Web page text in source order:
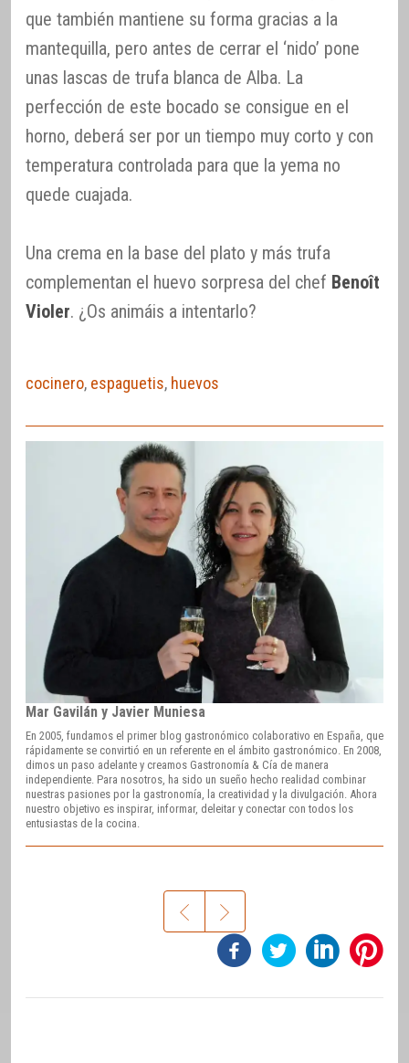
que también mantiene su forma gracias a la
mantequilla, pero antes de cerrar el ‘nido’ pone
unas lascas de trufa blanca de Alba. La
perfección de este bocado se consigue en el
horno, deberá ser por un tiempo muy corto y con
temperatura controlada para que la yema no
quede cuajada.
Una crema en la base del plato y más trufa
complementan el huevo sorpresa del chef Benoît
Violer. ¿Os animáis a intentarlo?
cocinero, espaguetis, huevos
Mar Gavilán y Javier Muniesa
En 2005, fundamos el primer blog gastronómico colaborativo en España, que
rápidamente se convirtió en un referente en el ámbito gastronómico. En 2008,
dimos un paso adelante y creamos Gastronomía & Cía de manera
independiente. Para nosotros, ha sido un sueño hecho realidad combinar
nuestras pasiones por la gastronomía, la creatividad y la divulgación. Ahora
nuestro objetivo es inspirar, informar, deleitar y conectar con todos los
entusiastas de la cocina.